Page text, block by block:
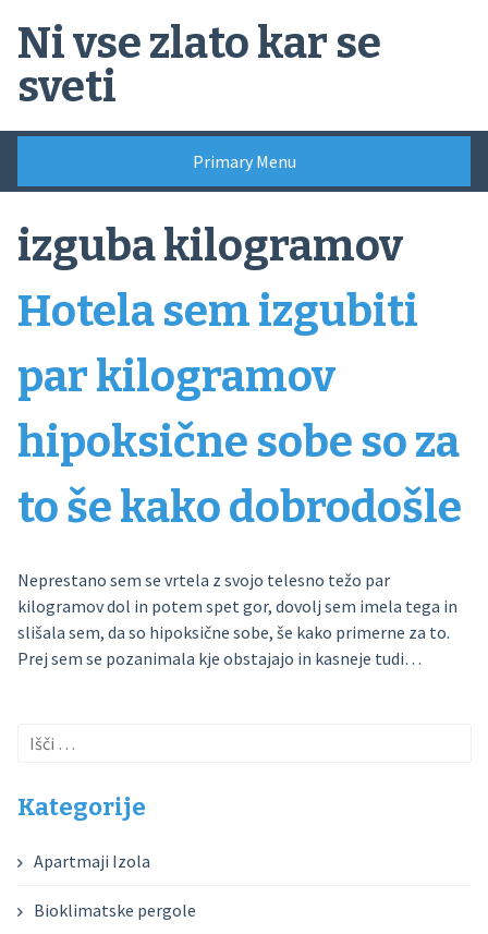
content
Ni vse zlato kar se
sveti
Primary Menu
izguba kilogramov
Hotela sem izgubiti
par kilogramov
hipoksične sobe so za
to še kako dobrodošle
Neprestano sem se vrtela z svojo telesno težo par
kilogramov dol in potem spet gor, dovolj sem imela tega in
slišala sem, da so hipoksične sobe, še kako primerne za to.
Prej sem se pozanimala kje obstajajo in kasneje tudi…
Išči:
Kategorije
Apartmaji Izola
Bioklimatske pergole